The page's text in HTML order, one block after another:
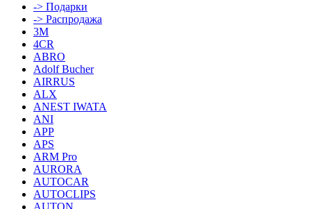
-> Подарки
-> Распродажа
3M
4CR
ABRO
Adolf Bucher
AIRRUS
ALX
ANEST IWATA
ANI
APP
APS
ARM Pro
AURORA
AUTOCAR
AUTOCLIPS
AUTON